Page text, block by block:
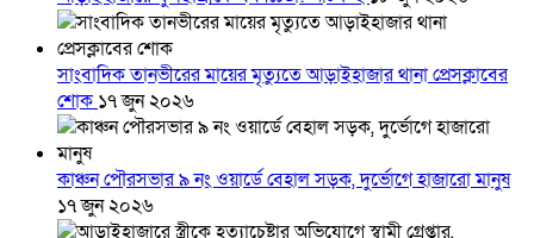
সাংবাদিক তানভীরের মায়ের মৃত্যুতে আড়াইহাজার থানা প্রেসক্লাবের
শোক ১৭ জুন ২০২৬
কাঞ্চন পৌরসভার ৯ নং ওয়ার্ডে বেহাল সড়ক, দুর্ভোগে হাজারো মানুষ
১৭ জুন ২০২৬